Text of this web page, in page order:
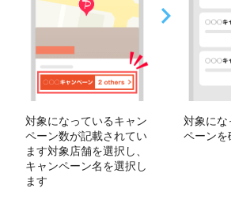
対象になっているキャン
ペーン数が記載されてい
ます対象店舗を選択し、
キャンペーン名を選択し
ます
対象にな
ペーンを